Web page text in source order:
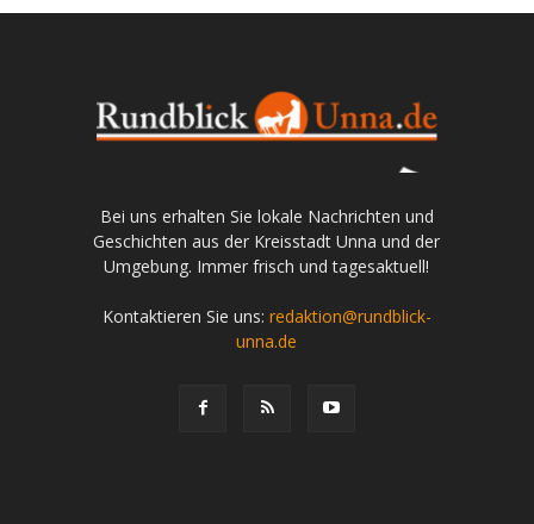
Bei uns erhalten Sie lokale Nachrichten und
Geschichten aus der Kreisstadt Unna und der
Umgebung. Immer frisch und tagesaktuell!
Kontaktieren Sie uns: redaktion@rundblick-
unna.de